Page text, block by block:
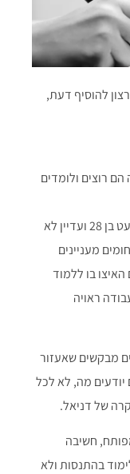
להוסיף דעת,
רוצים ולומדים
כך הציג דניאל את הבלבול שחווה, הוא כמעט בן 28 ועדיין לא
מעניינים
בו ללמוד
ראויה
מבקשים שאעזור
יודעים מה, לא לכל
של דניאל.
חשיבה
בהתנסותולא